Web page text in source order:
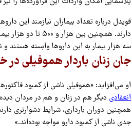
دارند. همچنین
سه هزار بیمار به این داروها وابسته هستند
جان زنان باردار هموفیلی
او می‌افزاید: «هموفیلی ناشی از کمبود فاکتورهای ۸ و ۹ عمدتاً یک بیماری ژنتیکی مردانه است، اما
انعقادی دیگر هم در زنان و هم در مردان
همچنین دوران بارداری، شرایط دشوارتری
جدی ناشی از کمبود دارو مواجه بوده‌اند.»